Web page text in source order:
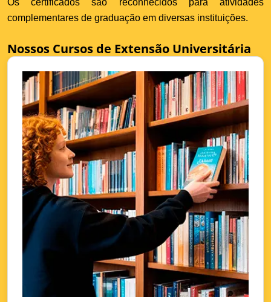
Os certificados são reconhecidos para atividades
complementares de graduação em diversas instituições.
Nossos Cursos de Extensão Universitária